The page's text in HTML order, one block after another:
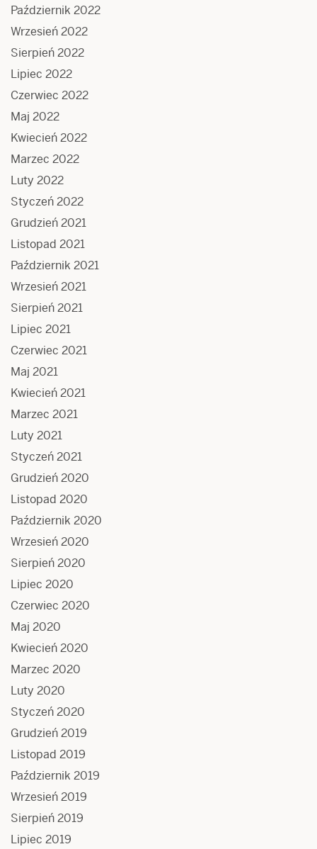
Październik 2022
Wrzesień 2022
Sierpień 2022
Lipiec 2022
Czerwiec 2022
Maj 2022
Kwiecień 2022
Marzec 2022
Luty 2022
Styczeń 2022
Grudzień 2021
Listopad 2021
Październik 2021
Wrzesień 2021
Sierpień 2021
Lipiec 2021
Czerwiec 2021
Maj 2021
Kwiecień 2021
Marzec 2021
Luty 2021
Styczeń 2021
Grudzień 2020
Listopad 2020
Październik 2020
Wrzesień 2020
Sierpień 2020
Lipiec 2020
Czerwiec 2020
Maj 2020
Kwiecień 2020
Marzec 2020
Luty 2020
Styczeń 2020
Grudzień 2019
Listopad 2019
Październik 2019
Wrzesień 2019
Sierpień 2019
Lipiec 2019